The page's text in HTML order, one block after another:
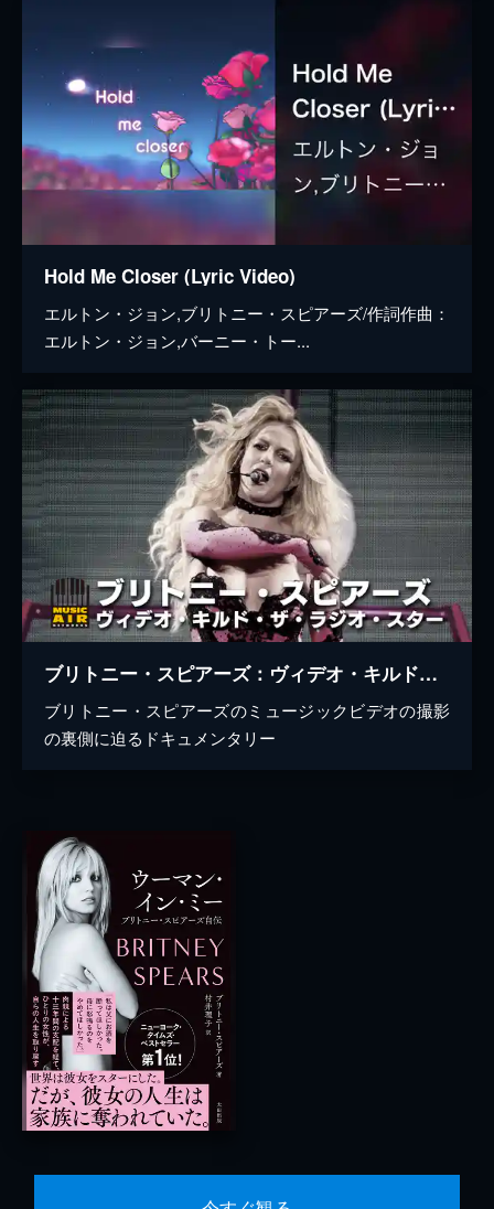
Hold Me Closer (Lyric Video)
エルトン・ジョン,ブリトニー・スピアーズ/作詞作曲：
エルトン・ジョン,バーニー・トー...
ブリトニー・スピアーズ：ヴィデオ・キルド・ザ・ラジオ・スター
ブリトニー・スピアーズのミュージックビデオの撮影
の裏側に迫るドキュメンタリー